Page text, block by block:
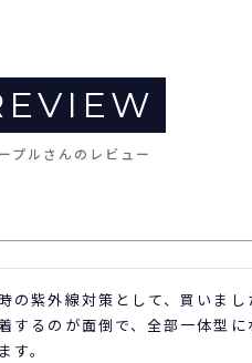
プルさんのレビュー
の紫外線対策として、買いまし
するのが面倒で、全部一体型
す。